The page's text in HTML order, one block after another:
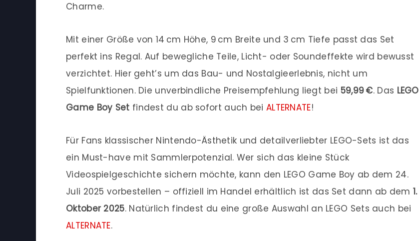
Charme.
Mit einer Größe von 14 cm Höhe, 9 cm Breite und 3 cm Tiefe passt das Set
perfekt ins Regal. Auf bewegliche Teile, Licht- oder Soundeffekte wird bewusst
verzichtet. Hier geht’s um das Bau- und Nostalgieerlebnis, nicht um
Spielfunktionen. Die unverbindliche Preisempfehlung liegt bei 59,99 €. Das LEGO
Game Boy Set findest du ab sofort auch bei ALTERNATE!
Für Fans klassischer Nintendo-Ästhetik und detailverliebter LEGO-Sets ist das
ein Must-have mit Sammlerpotenzial. Wer sich das kleine Stück
Videospielgeschichte sichern möchte, kann den LEGO Game Boy ab dem 24.
Juli 2025 vorbestellen – offiziell im Handel erhältlich ist das Set dann ab dem 1.
Oktober 2025. Natürlich findest du eine große Auswahl an LEGO Sets auch bei
ALTERNATE.